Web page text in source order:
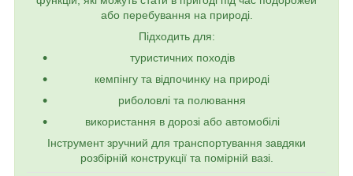
або перебування на природі.
Підходить для:
туристичних походів
кемпінгу та відпочинку на природі
риболовлі та полювання
використання в дорозі або автомобілі
Інструмент зручний для транспортування завдяки
розбірній конструкції та помірній вазі.